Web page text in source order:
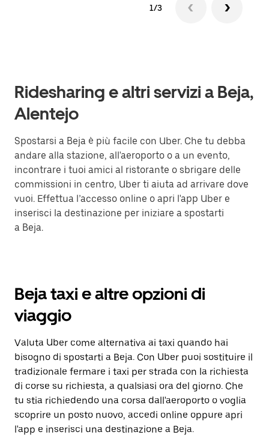
1/3
Ridesharing e altri servizi a Beja,
Alentejo
Spostarsi a Beja è più facile con Uber. Che tu debba
andare alla stazione, all'aeroporto o a un evento,
incontrare i tuoi amici al ristorante o sbrigare delle
commissioni in centro, Uber ti aiuta ad arrivare dove
vuoi. Effettua l’accesso online o apri l'app Uber e
inserisci la destinazione per iniziare a spostarti
a Beja.
Beja taxi e altre opzioni di
viaggio
Valuta Uber come alternativa ai taxi quando hai
bisogno di spostarti a Beja. Con Uber puoi sostituire il
tradizionale fermare i taxi per strada con la richiesta
di corse su richiesta, a qualsiasi ora del giorno. Che
tu stia richiedendo una corsa dall'aeroporto o voglia
scoprire un posto nuovo, accedi online oppure apri
l'app e inserisci una destinazione a Beja.